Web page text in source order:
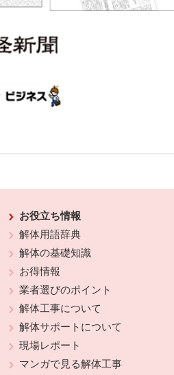
お役立ち情報
解体用語辞典
解体の基礎知識
お得情報
業者選びのポイント
解体工事について
解体サポートについて
現場レポート
マンガで見る解体工事